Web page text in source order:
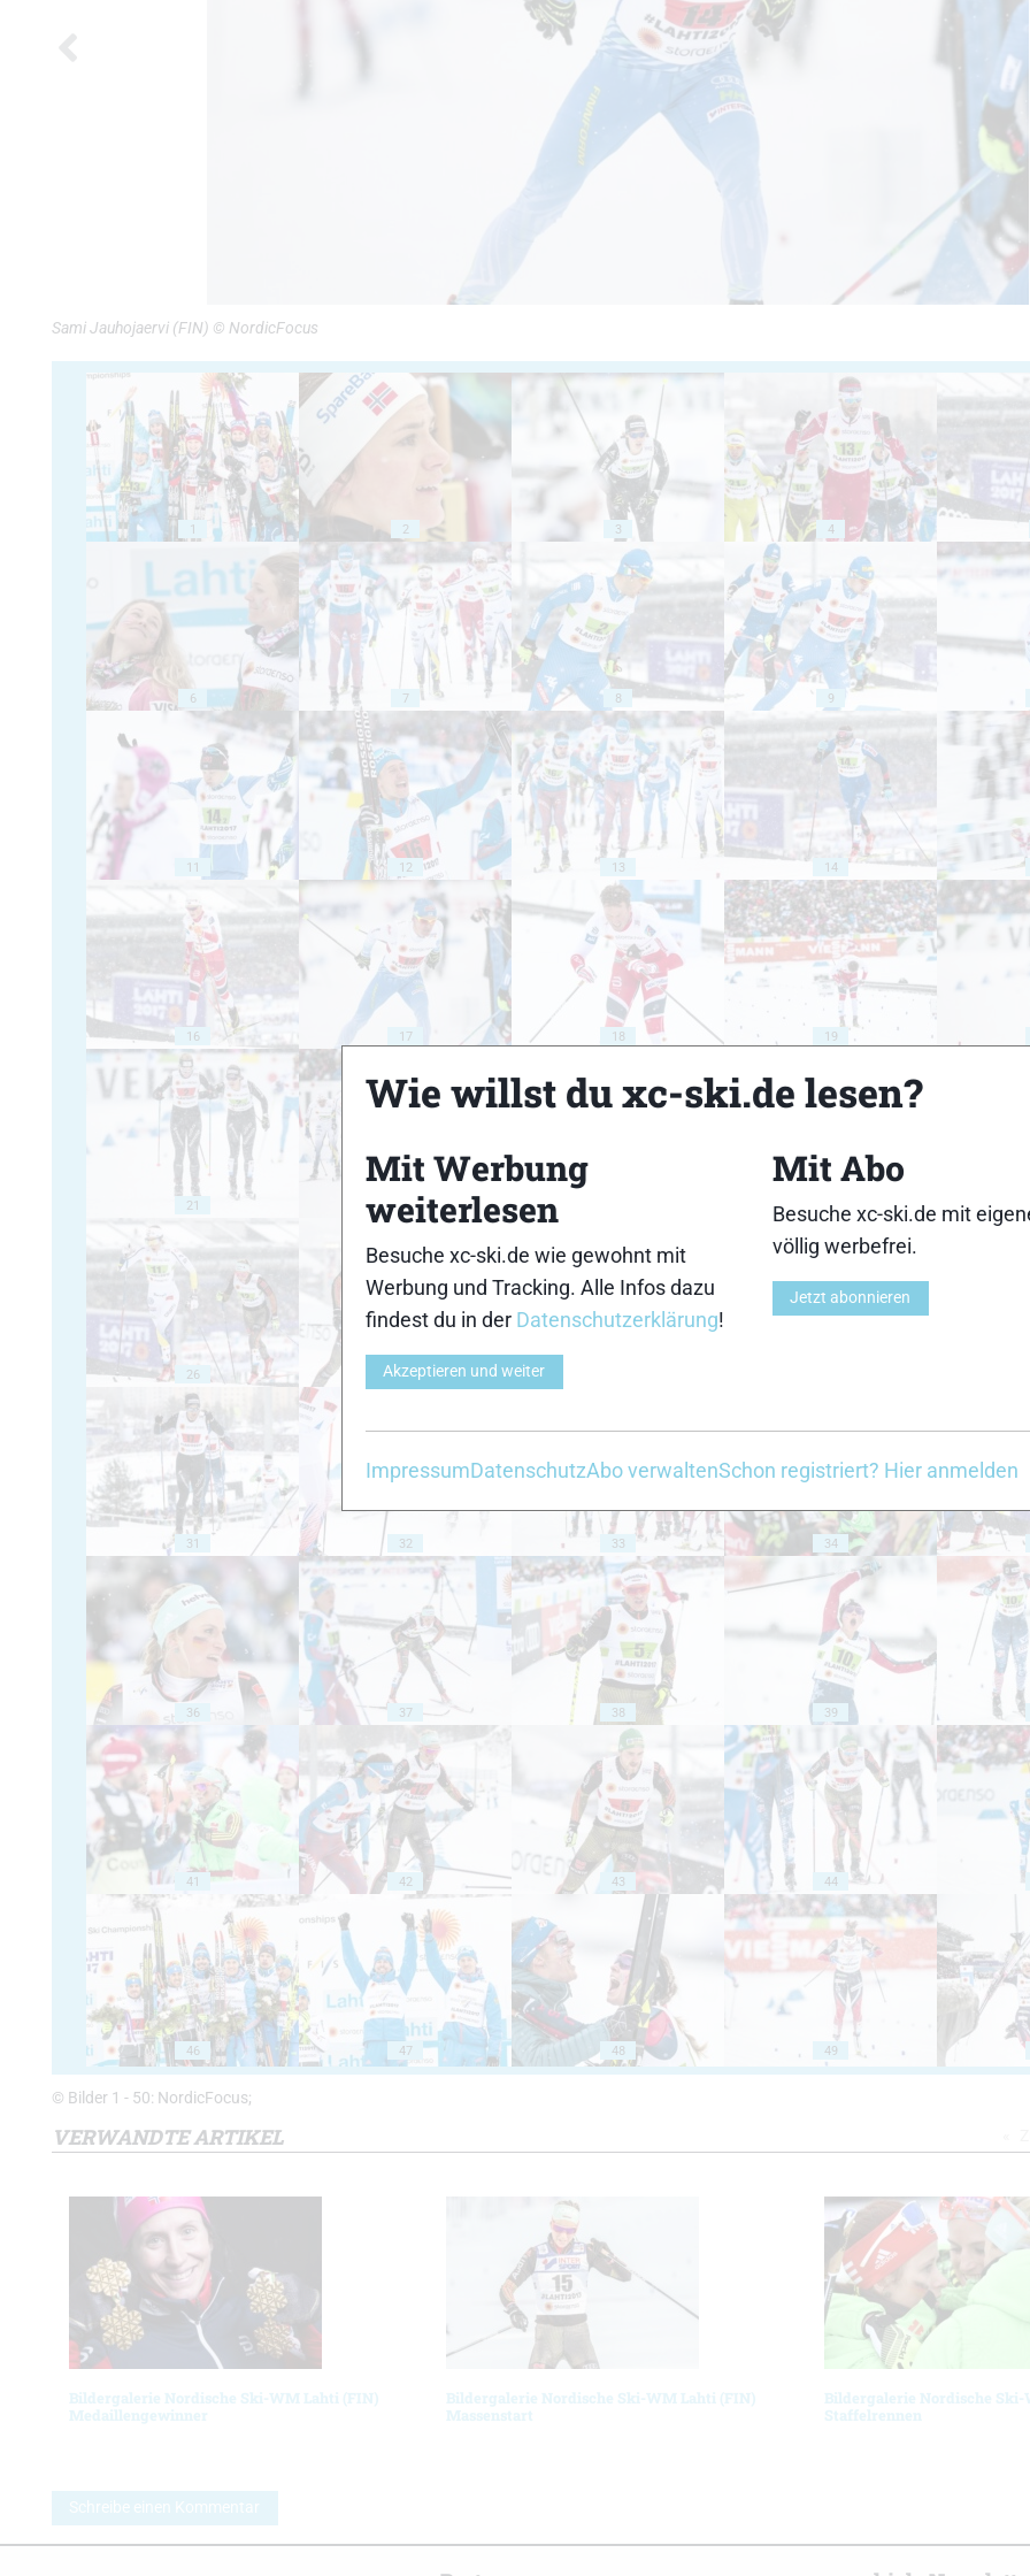
Sami Jauhojaervi (FIN) © NordicFocus
1 2 3 4
6 7 8 9
11 12 13 14
16 17 18 19
21 22 24
26 27
31 32 33 34
36 37 38 39
41 42 43 44
46 47 48 49
© Bilder 1 - 50: NordicFocus;
VERWANDTE ARTIKEL
Bildergalerie Nordische Ski-WM Lahti (FIN)
Medaillengewinner
Bildergalerie Nordische Ski-WM Lahti (FIN)
Massenstart
Bildergalerie Nordische Ski-
Staffelrennen
Schreibe einen Kommentar
Wie willst du xc-ski.de lesen?
Mit Werbung
weiterlesen
Besuche xc-ski.de wie gewohnt mit
Werbung und Tracking. Alle Infos dazu
findest du in der Datenschutzerklärung!
Akzeptieren und weiter
Mit Abo
Besuche xc-ski.de mit
völlig werbefrei.
Jetzt abonnieren
ImpressumDatenschutzAbo verwaltenSchon registriert? Hier anmelden